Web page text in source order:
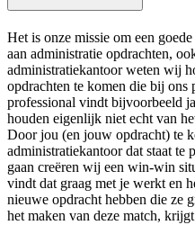
Het is onze missie om een
aan administratie opdrachten,
administratiekantoor weten wij
opdrachten te komen die bij ons
professional vindt bijvoorbeeld
houden eigenlijk niet echt van
Door jou (en jouw opdracht) te
administratiekantoor dat staat te
gaan creëren wij een win-win
vindt dat graag met je werkt en
nieuwe opdracht hebben die ze
het maken van deze match,